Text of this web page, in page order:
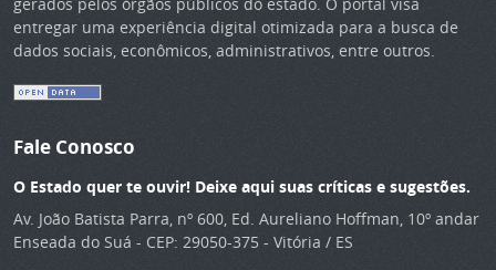
entregar uma experiência digital otimizada para a busca de
dados sociais, econômicos, administrativos, entre outros.
Fale Conosco
O Estado quer te ouvir! Deixe aqui suas críticas e sugestões.
Av. João Batista Parra, nº 600, Ed. Aureliano Hoffman, 10º andar
Enseada do Suá - CEP: 29050-375 - Vitória / ES